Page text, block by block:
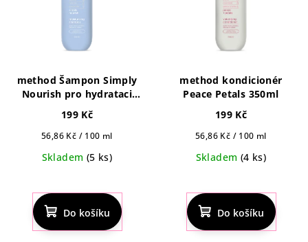
method Šampon Simply
Nourish pro hydrataci
199 Kč
Měrná
56,86 Kč / 100 ml
Skladem (5 ks)
hodnocení
produktu
je
5,0
Do košíku
method kondicionér
Peace Petals 350ml
199 Kč
Měrná
56,86 Kč / 100 ml
Skladem (4 ks)
hodnocení
produktu
je
5,0
Do košíku